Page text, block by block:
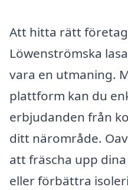
Att hitta rätt
Löwenströmska
vara en utmaning.
plattform kan du
erbjudanden från
ditt närområde.
att fräscha upp
eller förbättra